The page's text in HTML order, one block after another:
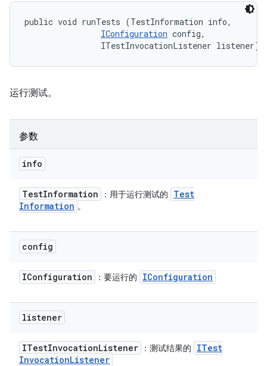
public void runTests (TestInformation info,
IConfiguration config,
                ITestInvocationListener listener)
运行测试。
参数
info
TestInformation ：用于运行测试的
Test
Information 。
config
IConfiguration ：要运行的 IConfiguration
listener
ITestInvocationListener ：测试结果的
ITest
InvocationListener